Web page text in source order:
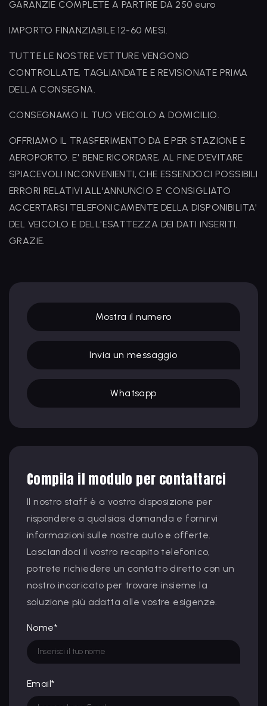
GARANZIE COMPLETE A PARTIRE DA 250 euro
IMPORTO FINANZIABILE 12-60 MESI.
TUTTE LE NOSTRE VETTURE VENGONO
CONTROLLATE, TAGLIANDATE E REVISIONATE PRIMA
DELLA CONSEGNA.
CONSEGNAMO IL TUO VEICOLO A DOMICILIO.
OFFRIAMO IL TRASFERIMENTO DA E PER STAZIONE E
AEROPORTO. E' BENE RICORDARE, AL FINE D'EVITARE
SPIACEVOLI INCONVENIENTI, CHE ESSENDOCI POSSIBILI
ERRORI RELATIVI ALL'ANNUNCIO E' CONSIGLIATO
ACCERTARSI TELEFONICAMENTE DELLA DISPONIBILITA'
DEL VEICOLO E DELL'ESATTEZZA DEI DATI INSERITI.
GRAZIE.
Mostra il numero
Invia un messaggio
Whatsapp
Compila il modulo per contattarci
Il nostro staff è a vostra disposizione per
rispondere a qualsiasi domanda e fornirvi
informazioni sulle nostre auto e offerte.
Lasciandoci il vostro recapito telefonico,
potrete richiedere un contatto diretto con un
nostro incaricato per trovare insieme la
soluzione più adatta alle vostre esigenze.
Nome*
Email*